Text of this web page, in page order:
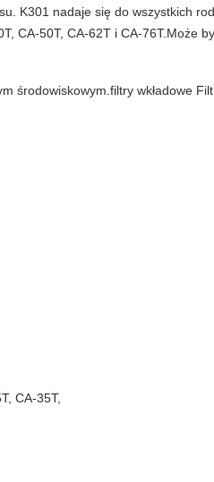
K301 nadaje się do wszystkich
CA-50T, CA-62T i CA-76T.Może
środowiskowym.filtry wkładowe
CA-35T,